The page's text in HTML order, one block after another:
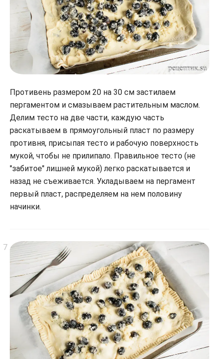
Противень размером 20 на 30 см застилаем
пергаментом и смазываем растительным маслом.
Делим тесто на две части, каждую часть
раскатываем в прямоугольный пласт по размеру
противня, присыпая тесто и рабочую поверхность
мукой, чтобы не прилипало. Правильное тесто (не
"забитое" лишней мукой) легко раскатывается и
назад не съеживается. Укладываем на пергамент
первый пласт, распределяем на нем половину
начинки.